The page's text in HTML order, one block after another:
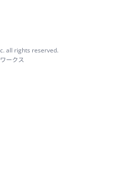
all rights reserved.
ークス